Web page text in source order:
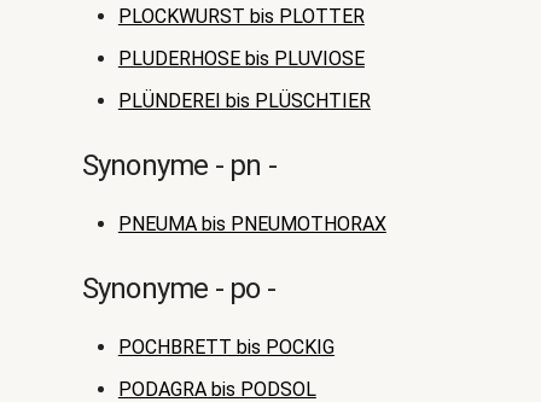
PLOCKWURST bis PLOTTER
PLUDERHOSE bis PLUVIOSE
PLÜNDEREI bis PLÜSCHTIER
Synonyme - pn -
PNEUMA bis PNEUMOTHORAX
Synonyme - po -
POCHBRETT bis POCKIG
PODAGRA bis PODSOL